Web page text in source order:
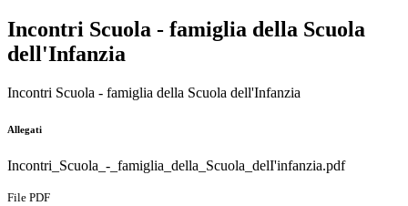
Incontri Scuola - famiglia della Scuola
dell'Infanzia
Incontri Scuola - famiglia della Scuola dell'Infanzia
Allegati
Incontri_Scuola_-_famiglia_della_Scuola_delI'infanzia.pdf
File PDF